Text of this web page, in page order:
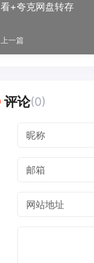
看+夸克网盘转存
上一篇
评论(0)